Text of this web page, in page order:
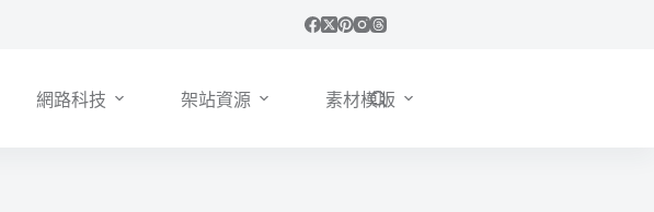
網路科技 架站資源 素材模版